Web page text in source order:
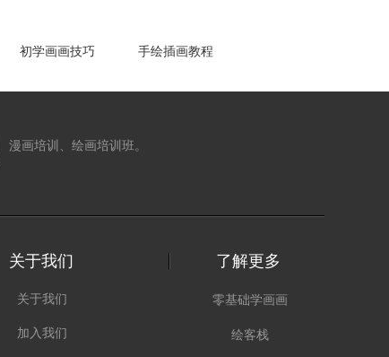
初学画画技巧
手绘插画教程
画培训、绘画培训班。
关于我们
关于我们
加入我们
了解更多
零基础学画画
绘客栈